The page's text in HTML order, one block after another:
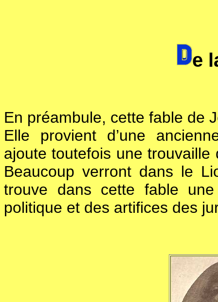
e
En préambule, cette fable de
Elle provient d’une
ajoute toutefois une
Beaucoup verront dans le
trouve dans cette fable
politique et des artifices des